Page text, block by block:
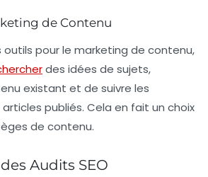
de Contenu
outils pour le marketing de contenu,
des idées de sujets,
existant et de suivre les
publiés. Cela en fait un choix
de contenu.
Audits SEO